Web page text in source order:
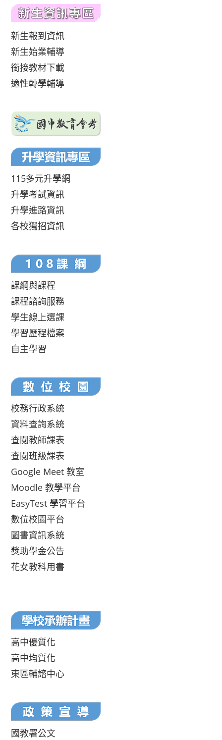
新生報到資訊
新生始業輔導
銜接教材下載
適性轉學輔導
115多元升學網
升學考試資訊
升學進路資訊
各校獨招資訊
課綱與課程
課程諮詢服務
學生線上選課
學習歷程檔案
自主學習
校務行政系統
資料查詢系統
查閱教師課表
查閱班級課表
Google Meet 教室
Moodle 教學平台
EasyTest 學習平台
數位校園平台
圖書資訊系統
獎助學金公告
花女教科用書
高中優質化
高中均質化
東區輔諮中心
國教署公文